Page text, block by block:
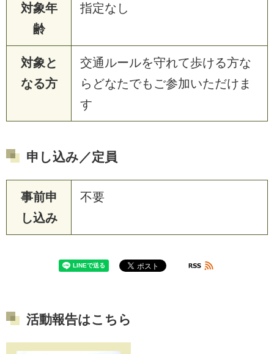
対象年
齢
指定なし
対象と
なる方
交通ルールを守れて歩ける方な
らどなたでもご参加いただけま
す
申し込み／定員
事前申
し込み
不要
活動報告はこちら